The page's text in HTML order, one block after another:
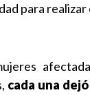
para realizar
cada una